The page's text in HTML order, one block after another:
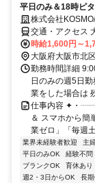
平日のみ＆18時ピ
株式会社
交通・アクセス
状線「天満駅」
時給1,600円～
大阪府大阪市北区
勤務時間詳細
日のみの週5日
業をした場合は
仕事内容 ✦・
＆ スマホから簡
業ゼロ」「毎週
業界未経験者歓迎 主
平日のみOK
経験不問
ブランクOK
育休あり
週2・3日からOK
長